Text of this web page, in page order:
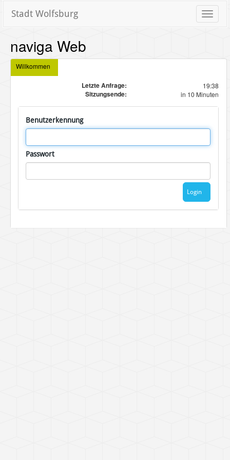
Toggle
Stadt Wolfsburg
naviga Web
Willkommen
Letzte Anfrage: 19:38
Sitzungsende: in 10 Minuten
Benutzerkennung
Passwort